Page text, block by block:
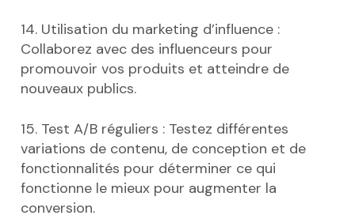
14. Utilisation du marketing d’influence :
Collaborez avec des influenceurs pour
promouvoir vos produits et atteindre de
nouveaux publics.
15. Test A/B réguliers : Testez différentes
variations de contenu, de conception et de
fonctionnalités pour déterminer ce qui
fonctionne le mieux pour augmenter la
conversion.